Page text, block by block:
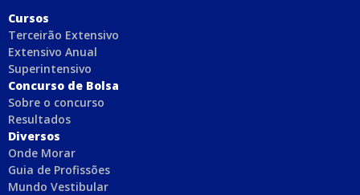
Cursos
Terceirão Extensivo
Extensivo Anual
Superintensivo
Concurso de Bolsa
Sobre o concurso
Resultados
Diversos
Onde Morar
Guia de Profissões
Mundo Vestibular